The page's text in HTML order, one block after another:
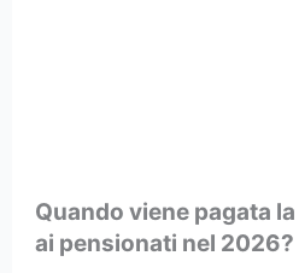
Quando viene pagata
ai pensionati nel 2026?